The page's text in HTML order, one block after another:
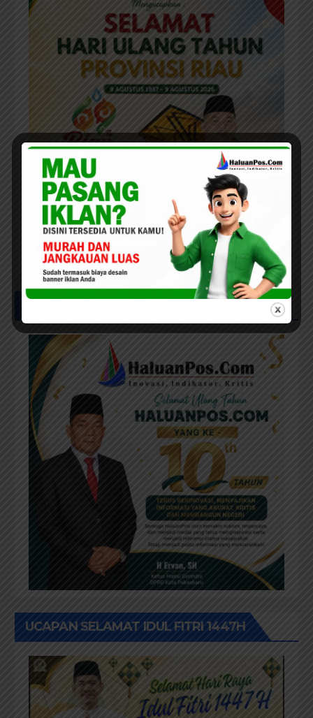
UCAPAN SELAMAT IDUL FITRI 1447H